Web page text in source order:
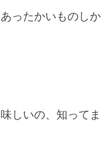
ったかいものしか
しいの、知ってま